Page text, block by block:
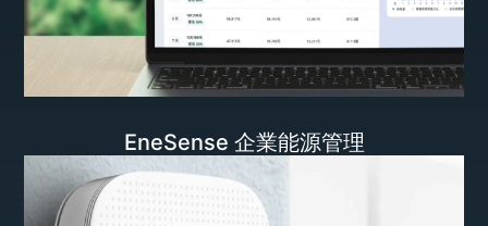
EneSense 企業能源管理